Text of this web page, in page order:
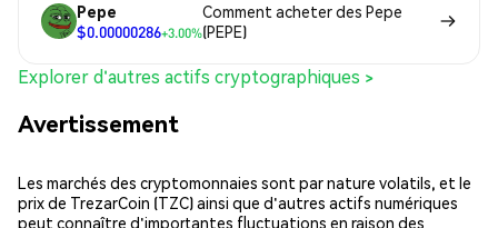
Pepe
$0.00000286+3.00%
Comment acheter des Pepe
(PEPE)
Explorer d'autres actifs cryptographiques >
Avertissement
Les marchés des cryptomonnaies sont par nature volatils, et le
prix de TrezarCoin (TZC) ainsi que d'autres actifs numériques
peut connaître d'importantes fluctuations en raison des